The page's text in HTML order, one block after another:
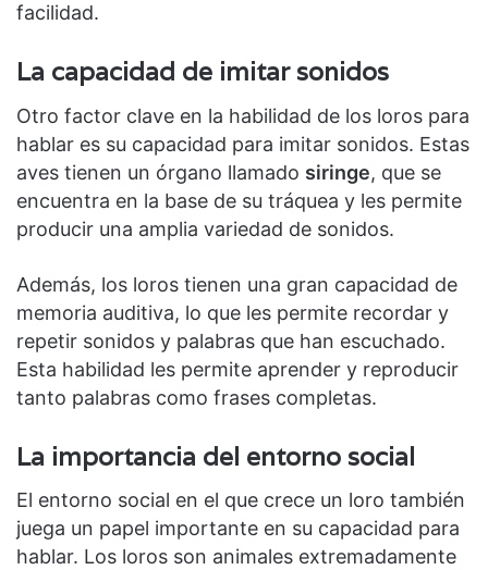
facilidad.
La capacidad de imitar sonidos
Otro factor clave en la habilidad de los loros para
hablar es su capacidad para imitar sonidos. Estas
aves tienen un órgano llamado siringe, que se
encuentra en la base de su tráquea y les permite
producir una amplia variedad de sonidos.
Además, los loros tienen una gran capacidad de
memoria auditiva, lo que les permite recordar y
repetir sonidos y palabras que han escuchado.
Esta habilidad les permite aprender y reproducir
tanto palabras como frases completas.
La importancia del entorno social
El entorno social en el que crece un loro también
juega un papel importante en su capacidad para
hablar. Los loros son animales extremadamente